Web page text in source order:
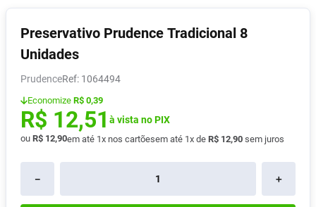
Preservativo Prudence Tradicional 8
Unidades
Prudence : 1064494
Economize R$ 0,39
R$ 12,51 à vista no PIX
ou R$ 12,90em até 1x nos cartõesem até 1x de R$ 12,90 sem juros
＋
－
5º Fralda G
6º Desodorante
7º Shampoo
8º Absorvente
9º Pampers Confort Sec
10 Lavitan